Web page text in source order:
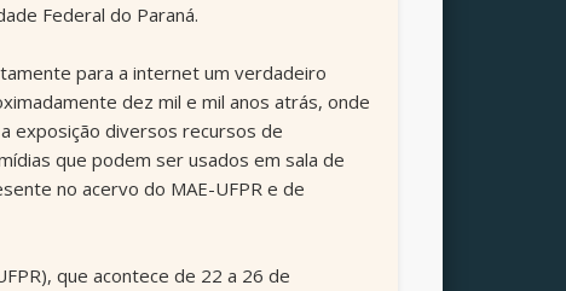
Federal do Paraná.
para a internet um verdadeiro
dez mil e mil anos atrás, onde
exposição diversos recursos de
que podem ser usados em sala de
no acervo do MAE-UFPR e de
que acontece de 22 a 26 de